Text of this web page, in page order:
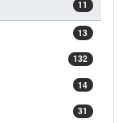
11
13
132
14
31